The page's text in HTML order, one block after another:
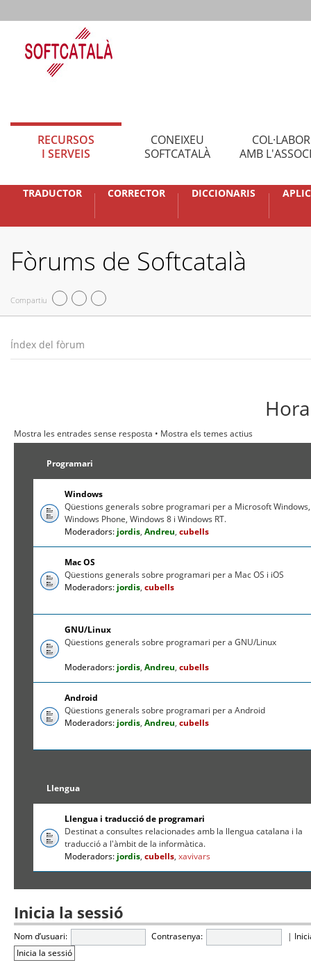
RECURSOS
I SERVEIS
CONEIXEU
SOFTCATALÀ
AMB
TRADUCTOR CORRECTOR DICCIONARIS
Fòrums de Softcatalà
Compartiu
Índex del fòrum
Mostra les entrades sense resposta • Mostra els temes actius
Programari
Windows
Qüestions generals sobre programari per a Microsoft Windows,
Windows Phone, Windows 8 i Windows RT.
Moderadors: jordis,Andreu,cubells
Mac OS
Qüestions generals sobre programari per a Mac OS i iOS
Moderadors: jordis,cubells
GNU/Linux
Qüestions generals sobre programari per a GNU/Linux
Moderadors: jordis,Andreu,cubells
Android
Qüestions generals sobre programari per a Android
Moderadors: jordis,Andreu,cubells
Llengua
Llengua i traducció de programari
Destinat a consultes relacionades amb la llengua catalana i la
traducció a l'àmbit de la informàtica.
Moderadors: jordis,cubells,xavivars
Inicia la sessió
Nom d’usuari: Contrasenya: |